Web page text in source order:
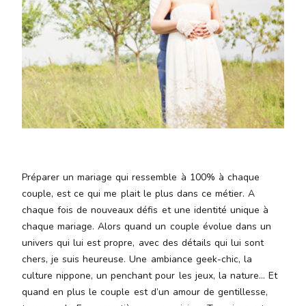
Préparer un mariage qui ressemble à 100% à chaque
couple, est ce qui me plait le plus dans ce métier. A
chaque fois de nouveaux défis et une identité unique à
chaque mariage. Alors quand un couple évolue dans un
univers qui lui est propre, avec des détails qui lui sont
chers, je suis heureuse. Une ambiance geek-chic, la
culture nippone, un penchant pour les jeux, la nature… Et
quand en plus le couple est d’un amour de gentillesse,
Aenean
lacinia
bibendum
nulla sed
consectetur.
Aenean
lacinia
bibendum
nulla sed
faucibus
mollis
interdum.
Maecenas
faucibus
Etiam porta
sem